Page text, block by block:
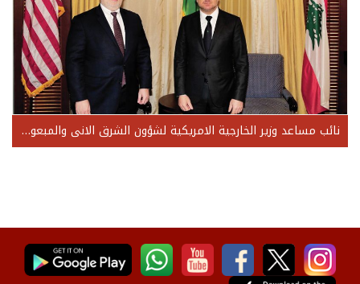
نائب مساعد وزير الخارجية الامريكية لشؤون الشرق الانى والمبعوث الخاص لسوريا